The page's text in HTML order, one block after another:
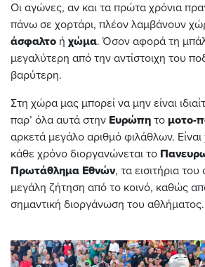
Οι αγώνες, αν και τα πρώτα χρόνια
πάνω σε χορτάρι, πλέον λαμβάνουν
άσφαλτο ή χώμα. Όσον αφορά τη
μεγαλύτερη από την αντίστοιχη του
βαρύτερη.
Στη χώρα μας μπορεί να μην είναι
παρ’ όλα αυτά στην Ευρώπη το μοτο-
αρκετά μεγάλο αριθμό φιλάθλων. Είναι
κάθε χρόνο διοργανώνεται το
Πρωτάθλημα Εθνών, τα εισιτήρια
μεγάλη ζήτηση από το κοινό, καθώς
σημαντική διοργάνωση του αθλήματος.